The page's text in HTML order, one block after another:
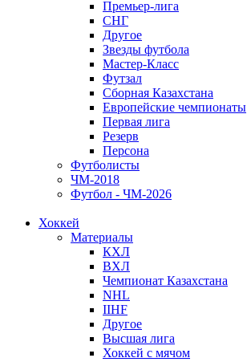
Премьер-лига
СНГ
Другое
Звезды футбола
Мастер-Класс
Футзал
Сборная Казахстана
Европейские чемпионаты
Первая лига
Резерв
Персона
Футболисты
ЧМ-2018
Футбол - ЧМ-2026
Хоккей
Материалы
КХЛ
ВХЛ
Чемпионат Казахстана
NHL
IIHF
Другое
Высшая лига
Хоккей с мячом